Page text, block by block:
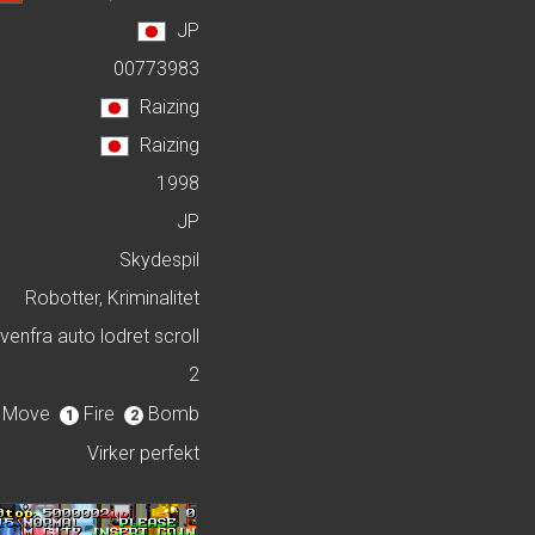
JP
00773983
Raizing
Raizing
1998
JP
Skydespil
Robotter, Kriminalitet
auto lodret scroll
2
Move
1 Fire 2
Bomb
Virker perfekt